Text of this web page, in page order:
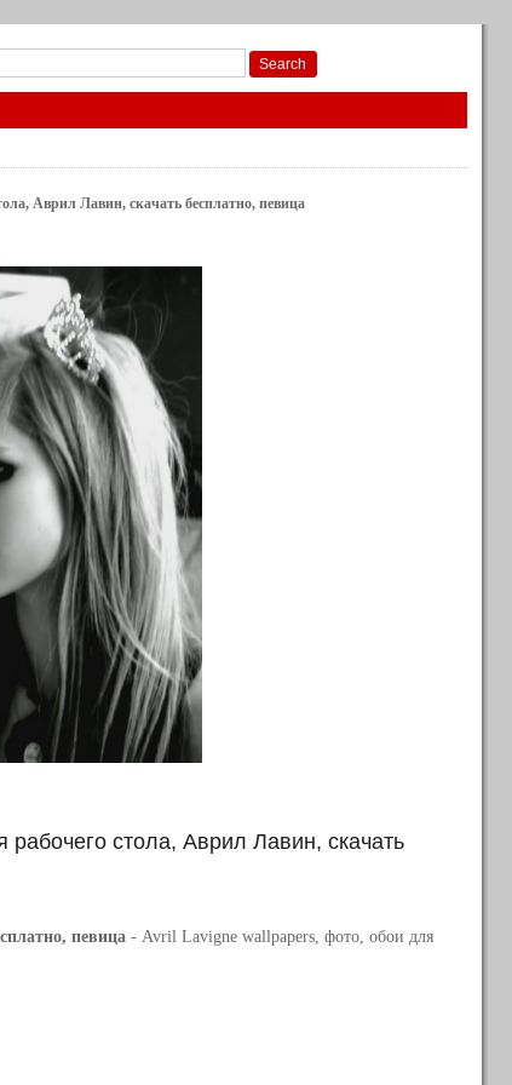
Аврил Лавин, скачать бесплатно, певица
стола, Аврил Лавин, скачать
певица - Avril Lavigne wallpapers, фото, обои для